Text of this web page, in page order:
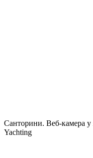
Санторини. Веб-камера у
Yachting